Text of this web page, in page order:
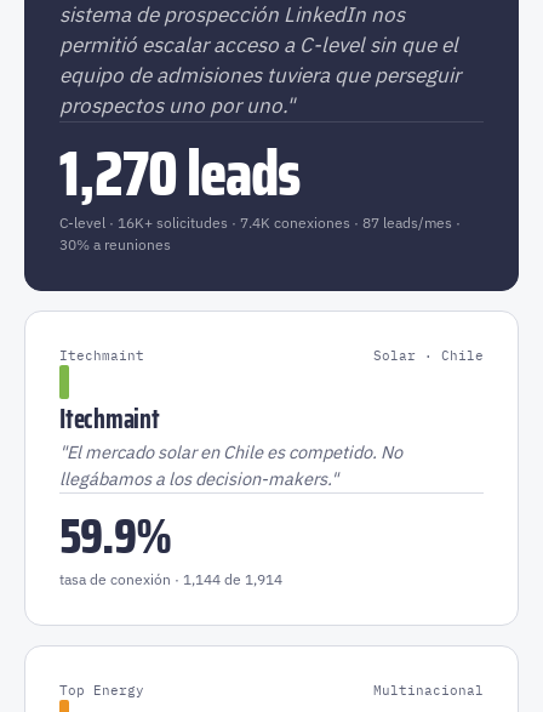
sistema de prospección LinkedIn nos
permitió escalar acceso a C-level sin que el
equipo de admisiones tuviera que perseguir
prospectos uno por uno."
1,270 leads
C-level · 16K+ solicitudes · 7.4K conexiones · 87 leads/mes ·
30% a reuniones
Itechmaint Solar · Chile
Itechmaint
"El mercado solar en Chile es competido. No
llegábamos a los decision-makers."
59.9%
tasa de conexión · 1,144 de 1,914
Top Energy Multinacional